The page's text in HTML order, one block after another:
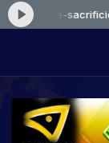
sacrificio